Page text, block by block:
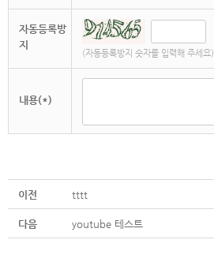
자동등록방
지
(자동등록방지 숫자를 입력해 주세요)
내용(*)
이전 tttt
다음 youtube 테스트